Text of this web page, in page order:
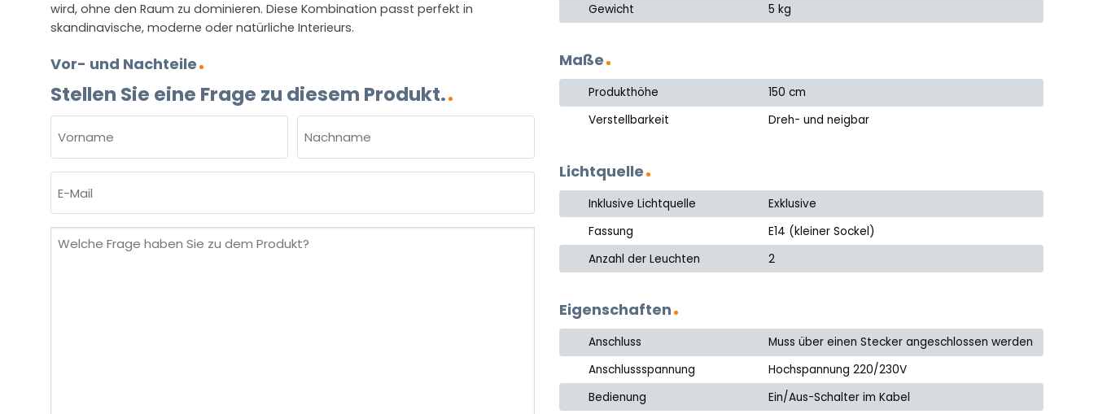
wird, ohne den Raum zu dominieren. Diese Kombination passt perfekt in
skandinavische, moderne oder natürliche Interieurs.
Vor- und Nachteile
Stellen Sie eine Frage zu diesem Produkt.
(ERFORDERLICH)
Vorname Nachname
Mail
Welche
Gewicht
5 kg
Maße
Produkthöhe
150 cm
Verstellbarkeit
Dreh- und neigbar
Lichtquelle
Inklusive Lichtquelle
Exklusive
Fassung
E14 (kleiner Sockel)
Anzahl der Leuchten
2
Eigenschaften
Anschluss
Muss über einen Stecker angeschlossen werden
Anschlussspannung
Hochspannung 220/230V
Bedienung
Ein/Aus-Schalter im Kabel